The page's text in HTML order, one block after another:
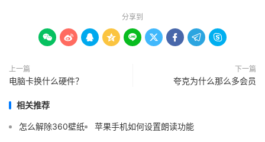
分享到
        
上一篇
电脑卡换什么硬件？
下一篇
夸克为什么那么多会员
相关推荐
怎么解除360壁纸
苹果手机如何设置朗读功能